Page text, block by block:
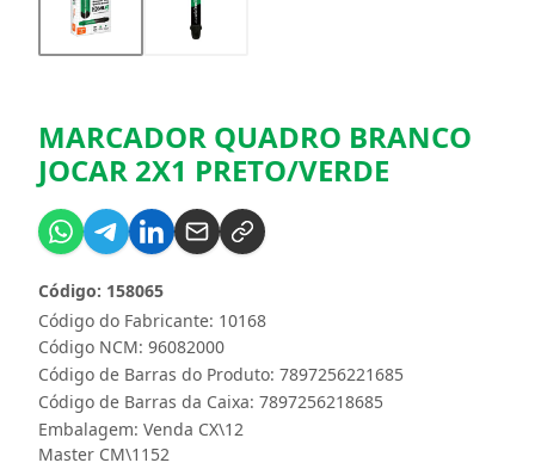
MARCADOR QUADRO BRANCO
JOCAR 2X1 PRETO/VERDE
Código do Fabricante: 10168
Código: 158065
Código NCM: 96082000
Código de Barras do Produto: 7897256221685
Código de Barras da Caixa: 7897256218685
Embalagem: Venda CX\12
Master CM\1152